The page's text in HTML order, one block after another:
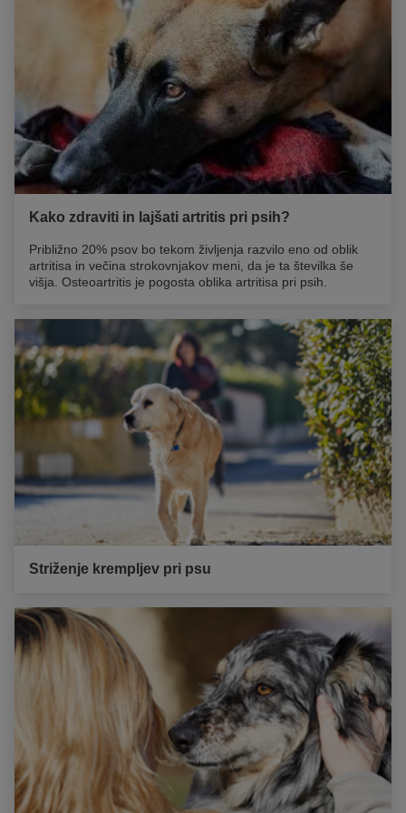
če pri vašem ljubljenčku obstaja tveganje za razvoj artritisa.
Kako zdraviti in lajšati artritis pri psih?
Približno 20% psov bo tekom življenja razvilo eno od oblik
artritisa in večina strokovnjakov meni, da je ta številka še
višja. Osteoartritis je pogosta oblika artritisa pri psih.
Striženje krempljev pri psu